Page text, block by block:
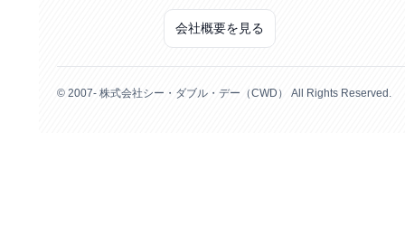
会社概要を見る
© 2007- 株式会社シー・ダブル・デー（CWD） All Rights Reserved.